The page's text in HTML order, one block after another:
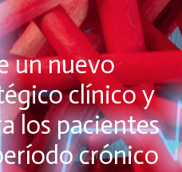
un nuevo
clínico y
los pacientes
crónico